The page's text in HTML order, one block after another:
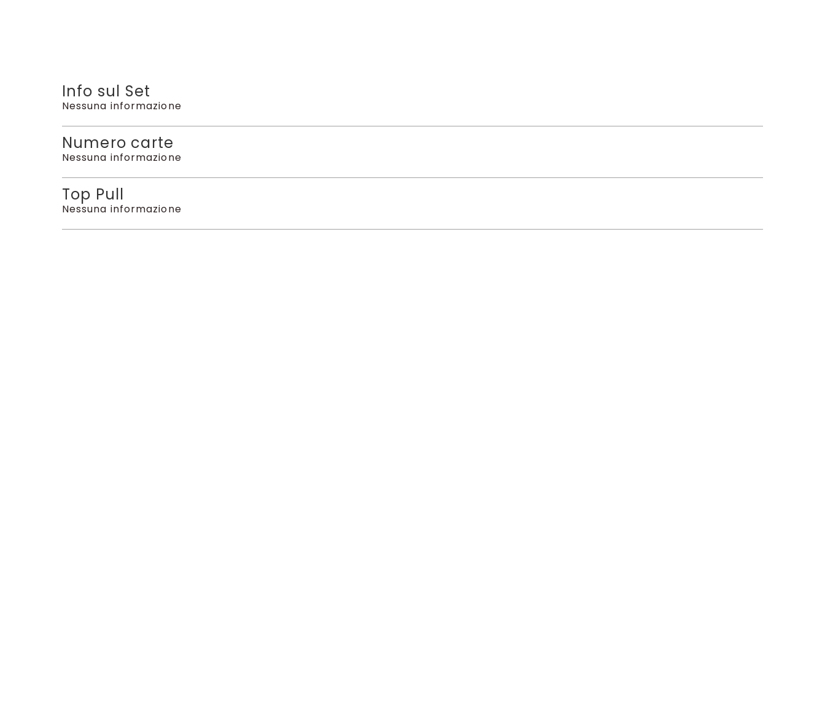
Info sul Set
Nessuna informazione
Numero carte
Nessuna informazione
Top Pull
Nessuna informazione